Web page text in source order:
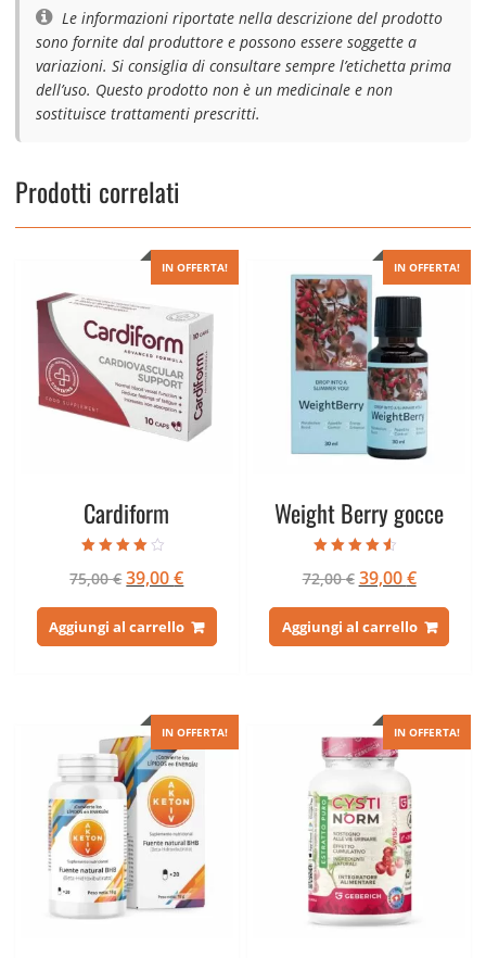
Le informazioni riportate nella descrizione del prodotto
sono fornite dal produttore e possono essere soggette a
variazioni. Si consiglia di consultare sempre l’etichetta prima
dell’uso. Questo prodotto non è un medicinale e non
sostituisce trattamenti prescritti.
Prodotti correlati
IN OFFERTA!
Cardiform
3.67
su 5
75,00€Il
originale
era:
39,00€Il
attuale
è:
Aggiungi al carrello
IN OFFERTA!
Weight Berry gocce
4.20
su 5
72,00€ Il
originale
era:
39,00€Il
attuale
è:
Aggiungi al carrello
IN OFFERTA! IN OFFERTA!